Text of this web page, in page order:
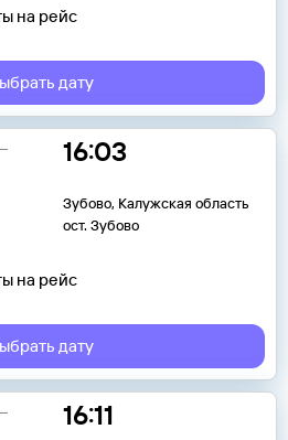
на рейс
дату
16:03
Зубово, Калужская область
ост. Зубово
на рейс
дату
16:11